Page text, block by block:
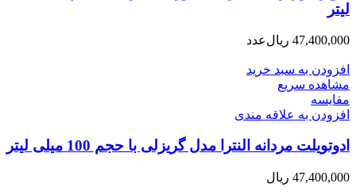
لیتر
47,400,000 ریالعدد
افزودن به سبد خرید
مشاهده سریع
مقایسه
افزودن به علاقه مندی
ادوتویلت مردانه النترا مدل گریزلی با حجم 100 میلی لیتر
47,400,000 ریال